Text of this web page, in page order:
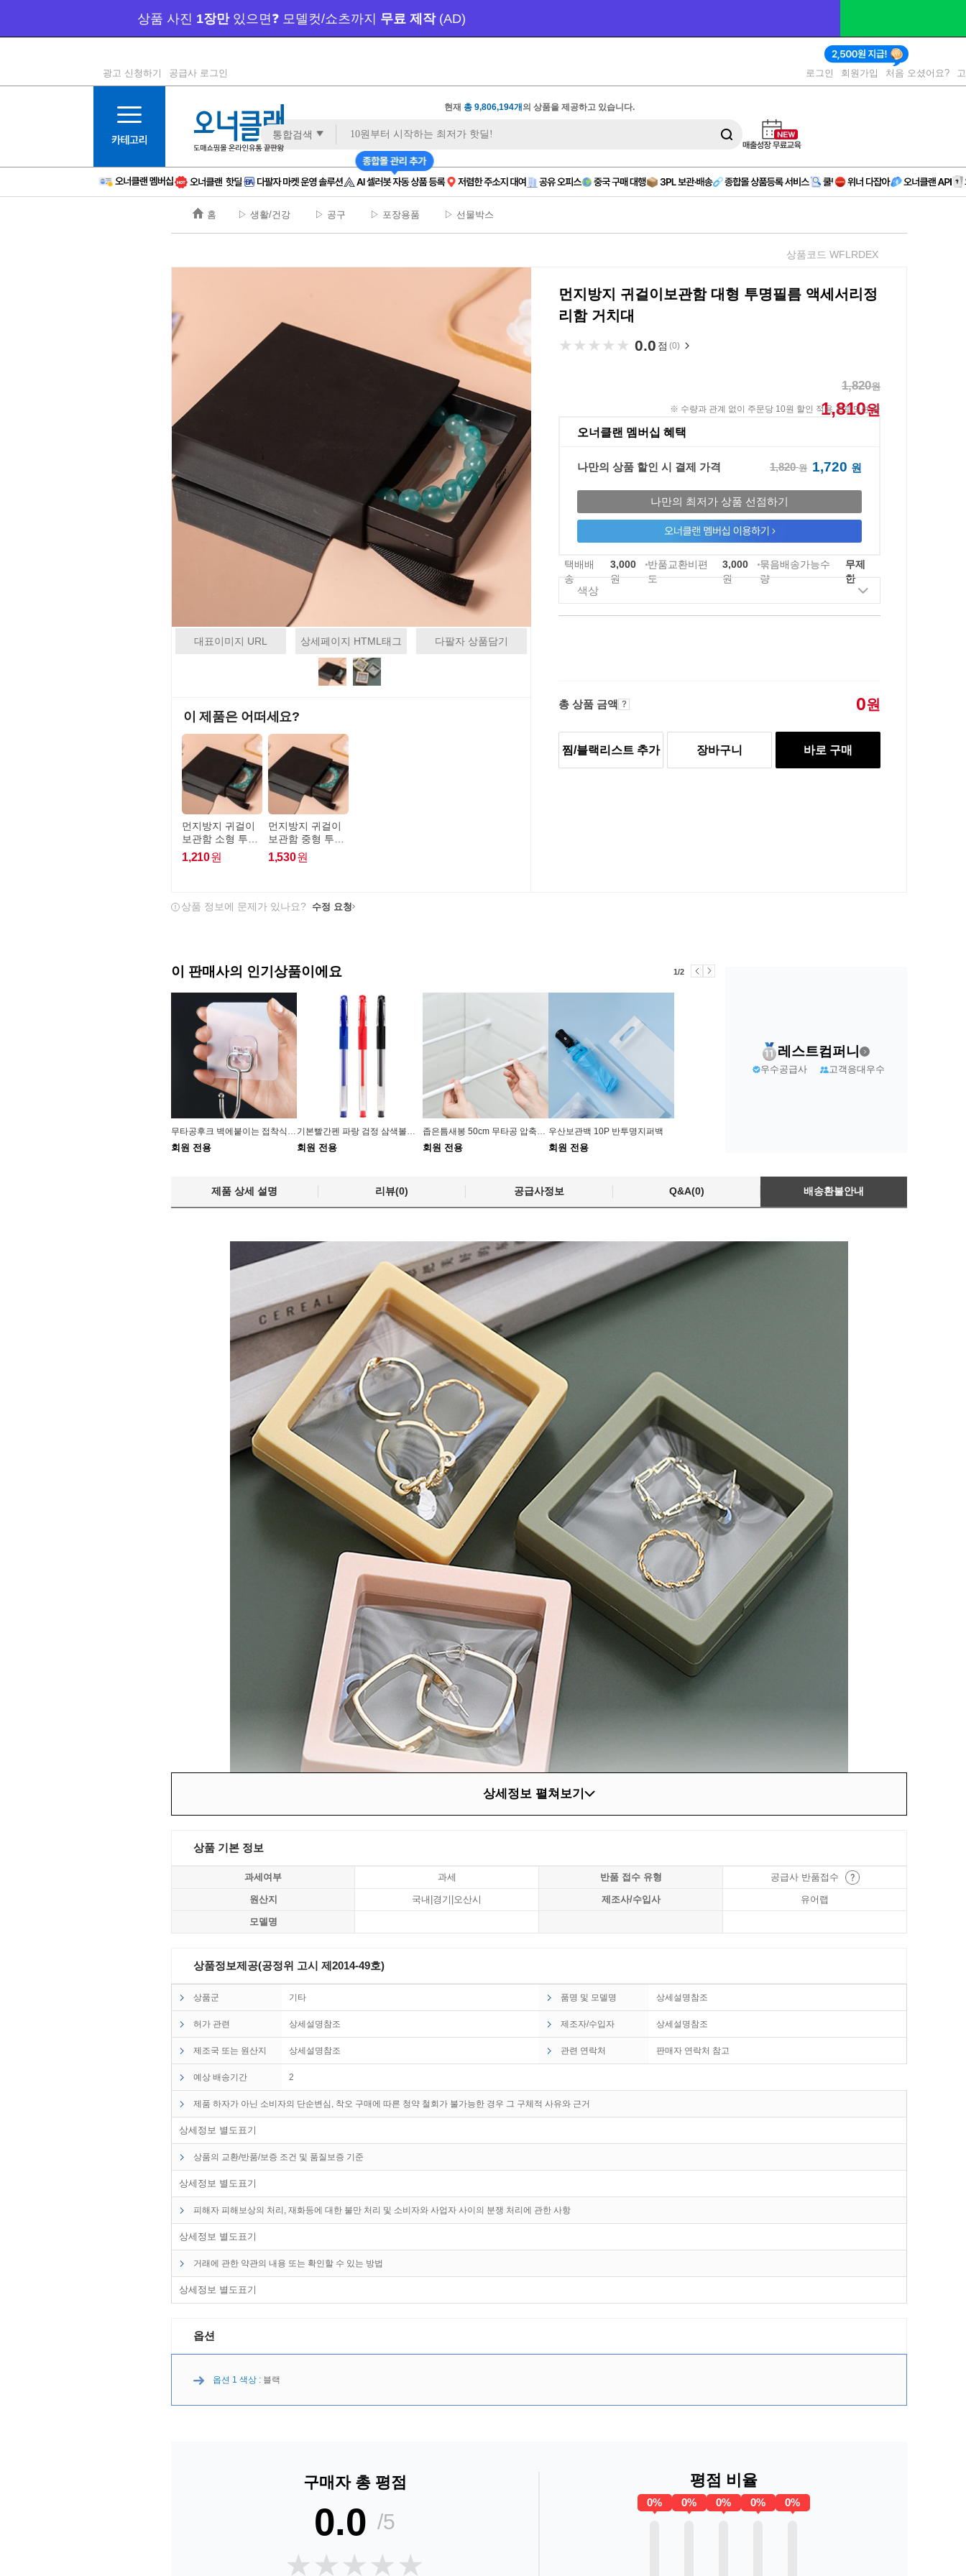
11등급
12등급
14등급
🔔 100만 원 이벤트
광고 신청하기 공급사 로그인 로그인 회원가입 처음 오셨어요?
현재 총 9,806,194개의 상품을 제공하고 있습니다.
통합검색
홈 ▷ 생활/건강 ▷ 공구 ▷ 포장용품 ▷ 선물박스
상품코드 WFLRDEX
대표이미지 URL 상세페이지 HTML태그 다팔자 상품담기
이 제품은 어떠세요?
먼지방지 귀걸이
보관함 소형 투명
필름 액세서리정
리함 거치대
1,210원
먼지방지 귀걸이
보관함 중형 투명
필름 액세서리정
리함 거치대
1,530원
먼지방지 귀걸이보관함 대형 투명필름 액세서리정
리함 거치대
★★★★★
★★★★★ 0.0 점 (0)
1,820원
1,810원
※ 수량과 관계 없이 주문당 10원 할인 적용 프로모션 중
오너클랜 멤버십 혜택
나만의 상품 할인 시 결제 가격 1,820원 1,720 원
나만의 최저가 상품 선점하기
택배배
송
3,000
원
반품교환비편
도
3,000
원
묶음배송가능수
량
무제
한
색상
총 상품 금액 0원
찜/블랙리스트 추가 장바구니 바로 구매
상품 정보에 문제가 있나요? 수정 요청
이 판매사의 인기상품이에요 1/2
회원 전용
회원 전용
회원 전용
우산보관백 10P 반투명지퍼백
회원 전용
레스트컴퍼니
우수공급사 고객응대우수
제품 상세 설명 리뷰(0) 공급사정보 Q&A(0) 배송환불안내
상세정보 펼쳐보기
상품 기본 정보
과세여부 과세 반품 접수 유형 공급사 반품접수
원산지 국내|경기|오산시 제조사/수입사 유어랩
모델명
상품정보제공(공정위 고시 제2014-49호)
상품군 기타 품명 및 모델명 상세설명참조
허가 관련 상세설명참조 제조자/수입자 상세설명참조
제조국 또는 원산지 상세설명참조 관련 연락처 판매자 연락처 참고
예상 배송기간 2
제품 하자가 아닌 소비자의 단순변심, 착오 구매에 따른 청약 철회가 불가능한 경우 그 구체적 사유와 근거
상세정보 별도표기
상품의 교환/반품/보증 조건 및 품질보증 기준
상세정보 별도표기
피해자 피해보상의 처리, 재화등에 대한 불만 처리 및 소비자와 사업자 사이의 분쟁 처리에 관한 사항
상세정보 별도표기
거래에 관한 약관의 내용 또는 확인할 수 있는 방법
상세정보 별도표기
옵션
옵션 1 색상 : 블랙
구매자 총 평점
0.0 /5
★★★★★
★★★★★
평점 비율
0% 0% 0% 0% 0%